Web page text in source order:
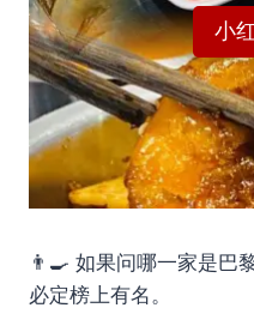
小
👨‍🍳 如果问哪一家是巴
必定榜上有名。